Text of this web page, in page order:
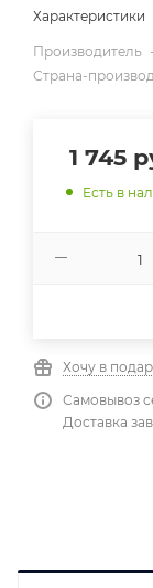
Характеристики
Производитель
Страна-
1 745
Есть в
Хочу в
Самовывоз
Доставка